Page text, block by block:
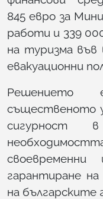
845 евро за
работи и 339
на туризма във
евакуационни
Решението
същественото
сигурност
гарантиране
на българските